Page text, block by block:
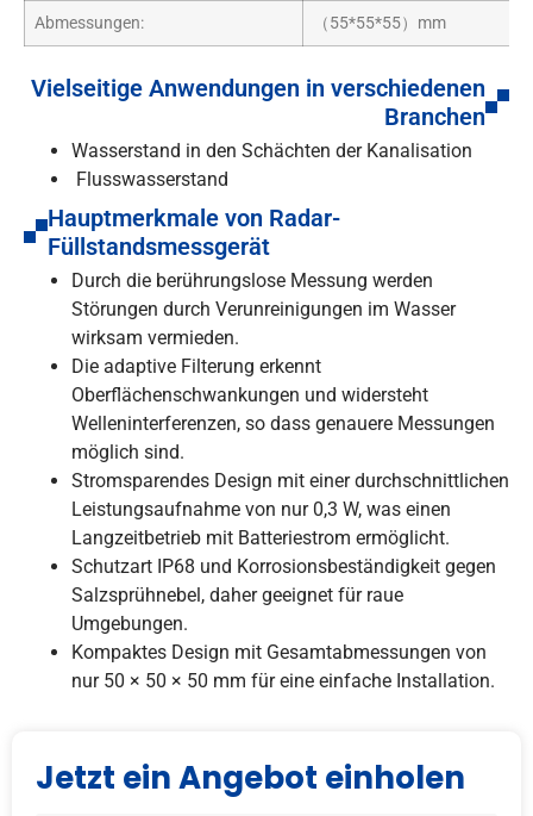
Abmessungen: （55*55*55）mm
Vielseitige Anwendungen in verschiedenen
Branchen
Wasserstand in den Schächten der Kanalisation
Flusswasserstand
Hauptmerkmale von Radar-
Füllstandsmessgerät
Durch die berührungslose Messung werden
Störungen durch Verunreinigungen im Wasser
wirksam vermieden.
Die adaptive Filterung erkennt
Oberflächenschwankungen und widersteht
Welleninterferenzen, so dass genauere Messungen
möglich sind.
Stromsparendes Design mit einer durchschnittlichen
Leistungsaufnahme von nur 0,3 W, was einen
Langzeitbetrieb mit Batteriestrom ermöglicht.
Schutzart IP68 und Korrosionsbeständigkeit gegen
Salzsprühnebel, daher geeignet für raue
Umgebungen.
Kompaktes Design mit Gesamtabmessungen von
nur 50 × 50 × 50 mm für eine einfache Installation.
Jetzt ein Angebot einholen